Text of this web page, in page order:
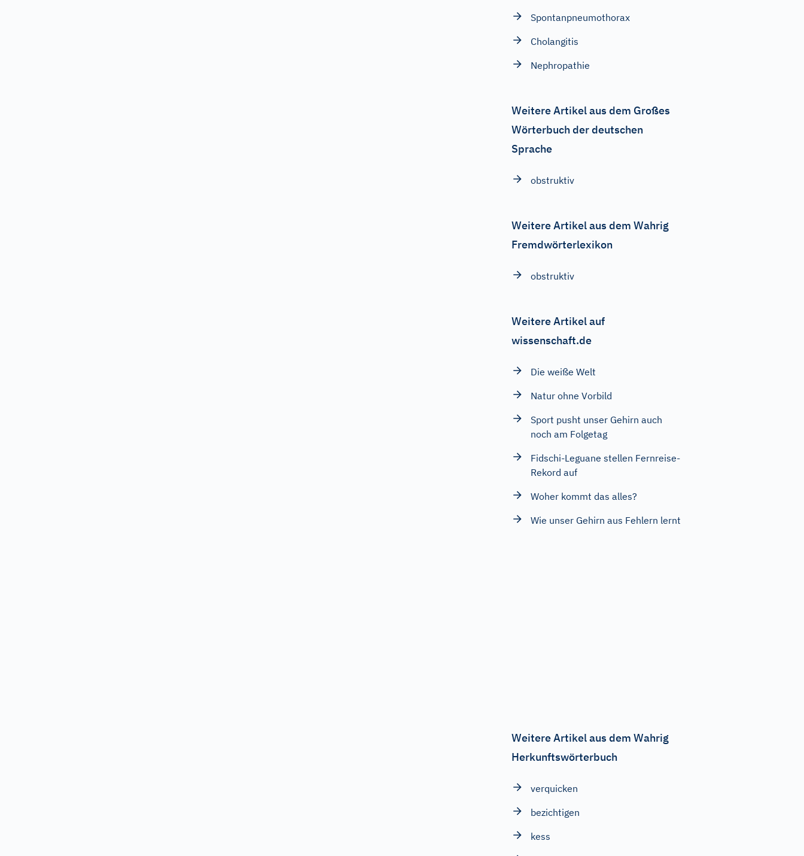
Spontanpneumothorax
Cholangitis
Nephropathie
Weitere Artikel aus dem Großes
Wörterbuch der deutschen
Sprache
obstruktiv
Weitere Artikel aus dem Wahrig
Fremdwörterlexikon
obstruktiv
Weitere Artikel auf
wissenschaft.de
Die weiße Welt
Natur ohne Vorbild
Sport pusht unser Gehirn auch
noch am Folgetag
Fidschi-Leguane stellen Fernreise-
Rekord auf
Woher kommt das alles?
Wie unser Gehirn aus Fehlern lernt
Weitere Artikel aus dem Wahrig
Herkunftswörterbuch
verquicken
bezichtigen
kess